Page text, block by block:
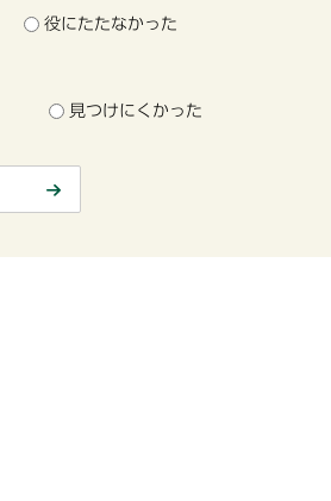
役にたたなかった
見つけにくかった